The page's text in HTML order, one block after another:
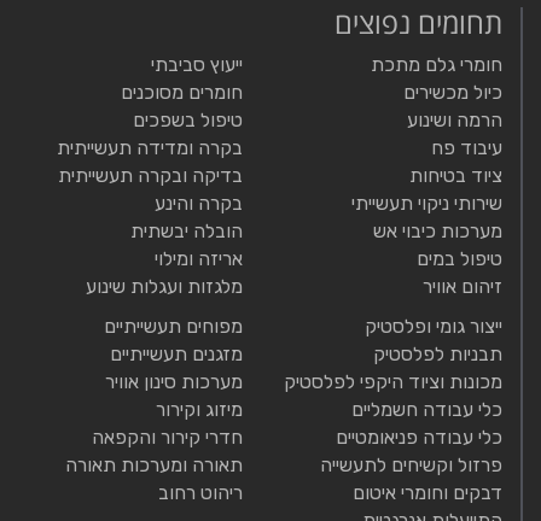
תחומים נפוצים
חומרי גלם מתכת
כיול מכשירים
הרמה ושינוע
עיבוד פח
ציוד בטיחות
שירותי ניקוי תעשייתי
מערכות כיבוי אש
טיפול במים
זיהום אוויר
ייעוץ סביבתי
חומרים מסוכנים
טיפול בשפכים
בקרה ומדידה תעשייתית
בדיקה ובקרה תעשייתית
בקרה והינע
הובלה יבשתית
אריזה ומילוי
מלגזות ועגלות שינוע
ייצור גומי ופלסטיק
תבניות לפלסטיק
מכונות וציוד היקפי לפלסטיק
כלי עבודה חשמליים
כלי עבודה פניאומטיים
פרזול וקשיחים לתעשייה
דבקים וחומרי איטום
מפוחים תעשייתיים
מזגנים תעשייתיים
מערכות סינון אוויר
מיזוג וקירור
חדרי קירור והקפאה
תאורה ומערכות תאורה
ריהוט רחוב